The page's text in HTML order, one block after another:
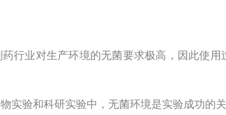
行业对生产环境的无菌要求极高，因此使
实验和科研实验中，无菌环境是实验成功的